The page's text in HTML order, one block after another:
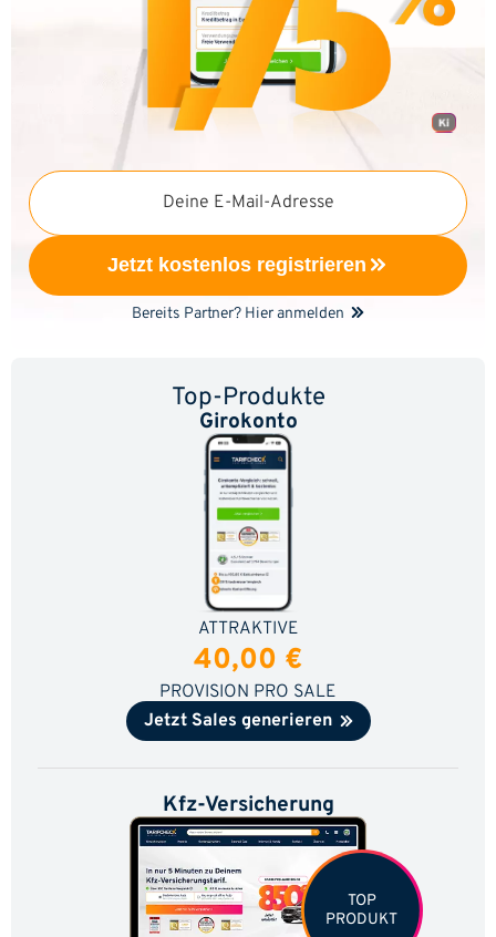
Deine E-Mail-Adresse
Jetzt kostenlos registrieren
Bereits Partner? Hier anmelden
Top-Produkte
Girokonto
ATTRAKTIVE
40,00 €
PROVISION PRO SALE
Jetzt Sales generieren
Kfz-Versicherung
TOP
PRODUKT